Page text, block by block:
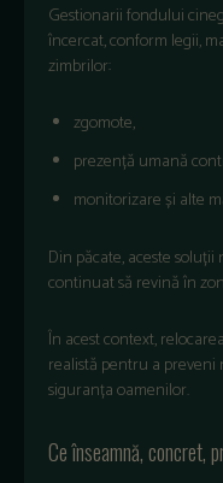
Gestionarii fondului
încercat, conform legii,
zimbrilor:
zgomote,
prezență umană
monitorizare și alte
Din păcate, aceste
continuat să revină în
În acest context,
realistă pentru a
siguranța oamenilor.
Ce înseamnă, concret,